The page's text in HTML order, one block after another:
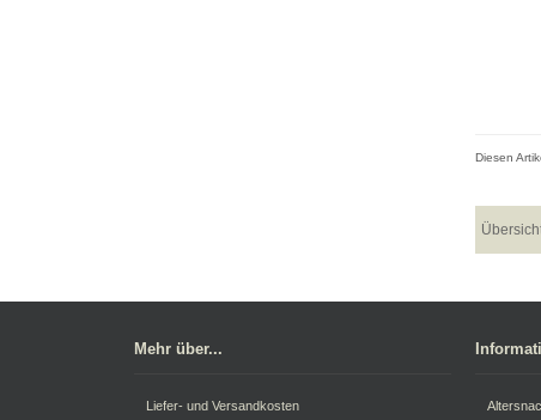
Diesen
Mehr über...
Liefer- und Versandkosten